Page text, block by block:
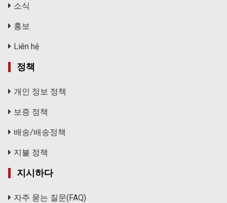
소식
홍보
Liên hệ
정책
개인 정보 정책
보증 정책
배송/배송정책
지불 정책
지시하다
자주 묻는 질문(FAQ)